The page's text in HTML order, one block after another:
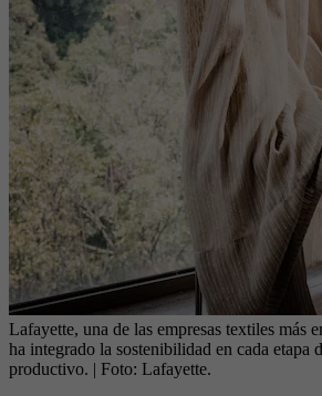
Lafayette, una de las empresas textiles más
ha integrado la sostenibilidad en cada etapa
productivo. | Foto: Lafayette.